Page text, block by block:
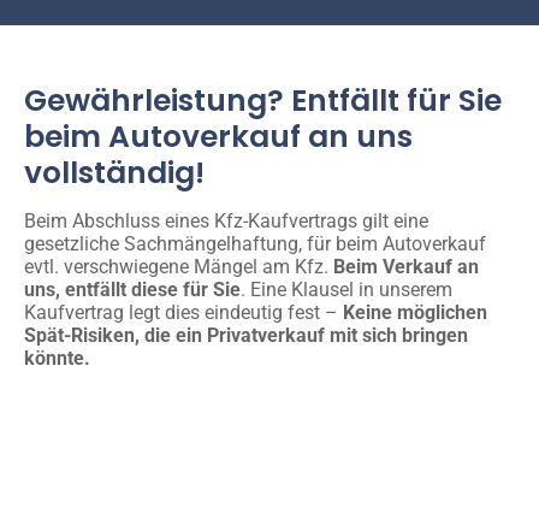
Gewährleistung? Entfällt für Sie
beim Autoverkauf an uns
vollständig!
Beim Abschluss eines Kfz-Kaufvertrags gilt eine
gesetzliche Sachmängelhaftung, für beim Autoverkauf
evtl. verschwiegene Mängel am Kfz. Beim Verkauf an
uns, entfällt diese für Sie. Eine Klausel in unserem
Kaufvertrag legt dies eindeutig fest – Keine möglichen
Spät-Risiken, die ein Privatverkauf mit sich bringen
könnte.